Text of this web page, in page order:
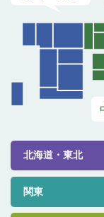
北海道・東北
関東